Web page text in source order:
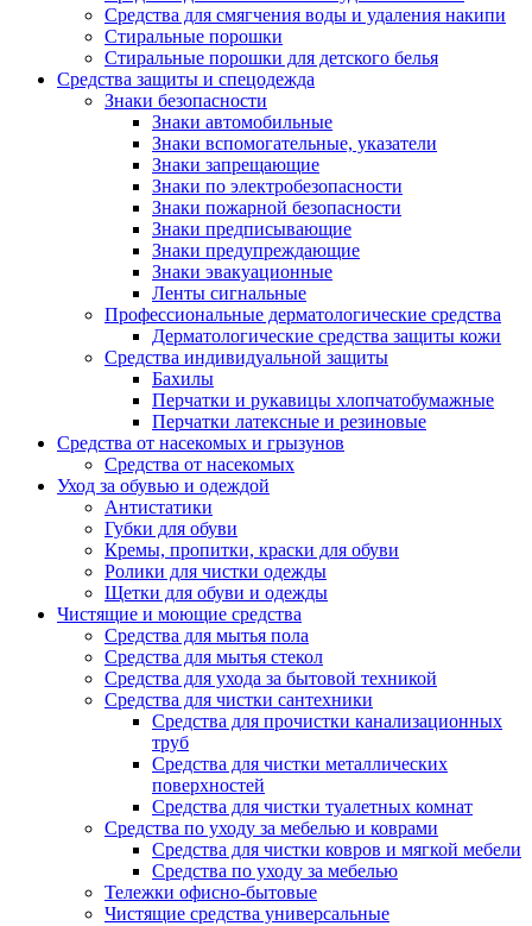
Средства для смягчения воды и удаления накипи
Стиральные порошки
Стиральные порошки для детского белья
Средства защиты и спецодежда
Знаки безопасности
Знаки автомобильные
Знаки вспомогательные, указатели
Знаки запрещающие
Знаки по электробезопасности
Знаки пожарной безопасности
Знаки предписывающие
Знаки предупреждающие
Знаки эвакуационные
Ленты сигнальные
Профессиональные дерматологические средства
Дерматологические средства защиты кожи
Средства индивидуальной защиты
Бахилы
Перчатки и рукавицы хлопчатобумажные
Перчатки латексные и резиновые
Средства от насекомых и грызунов
Средства от насекомых
Уход за обувью и одеждой
Антистатики
Губки для обуви
Кремы, пропитки, краски для обуви
Ролики для чистки одежды
Щетки для обуви и одежды
Чистящие и моющие средства
Средства для мытья пола
Средства для мытья стекол
Средства для ухода за бытовой техникой
Средства для чистки сантехники
Средства для прочистки канализационных
труб
Средства для чистки металлических
поверхностей
Средства для чистки туалетных комнат
Средства по уходу за мебелью и коврами
Средства для чистки ковров и мягкой мебели
Средства по уходу за мебелью
Тележки офисно-бытовые
Чистящие средства универсальные